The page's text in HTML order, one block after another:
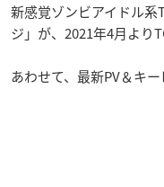
新感覚ゾンビアイドル系
ジ」が、2021年4月より
あわせて、最新PV＆キ